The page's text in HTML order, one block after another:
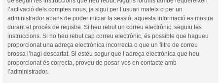
l’activació dels comptes nous, ja sigui per l’usuari mateix o per un
administrador abans de poder iniciar la sessió; aquesta informació es mostra
durant el procés de registre. Si heu rebut un correu electrònic, seguiu les
instruccions. Si no heu rebut cap correu electrònic, és possible que hagueu
proporcionat una adreça electrònica incorrecta o que un filtre de correu
brossa l’hagi descartat. Si esteu segur que l’adreça electrònica que heu
proporcionat és correcta, proveu de posar-vos en contacte amb
l’administrador.